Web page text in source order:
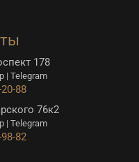
178
| Telegram
88
76к2
| Telegram
82